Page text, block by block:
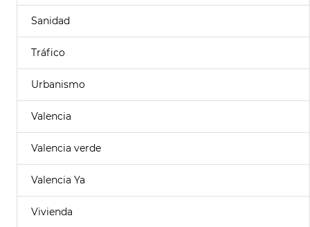
Sanidad
Tráfico
Urbanismo
Valencia
Valencia verde
Valencia Ya
Vivienda